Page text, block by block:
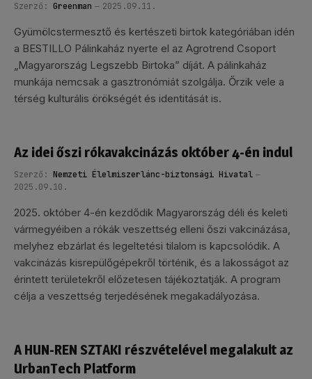
Szerző: Greenman 2025.09.11.
Gyümölcstermesztő és kertészeti birtok kategóriában idén
a BESTILLO Pálinkaház nyerte el az Agrotrend Csoport
„Magyarország Legszebb Birtoka” díját. A pálinkaház
munkája nemcsak a gasztronómiát szolgálja. Őrzik vele a
térség kulturális örökségét és identitását is.
Az idei őszi rókavakcinázás október 4-én indul
Szerző: Nemzeti Élelmiszerlánc-biztonsági Hivatal
2025.09.10.
2025. október 4-én kezdődik Magyarország déli és keleti
vármegyéiben a rókák veszettség elleni őszi vakcinázása,
melyhez ebzárlat és legeltetési tilalom is kapcsolódik. A
vakcinázás kisrepülőgépekről történik, és a lakosságot az
érintett területekről előzetesen tájékoztatják. A program
célja a veszettség terjedésének megakadályozása.
A HUN-REN SZTAKI részvételével megalakult az
UrbanTech Platform